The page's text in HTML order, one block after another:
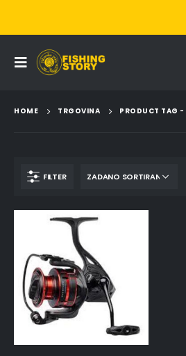
HOME TRGOVINA PRODUCT TAG -
FILTER